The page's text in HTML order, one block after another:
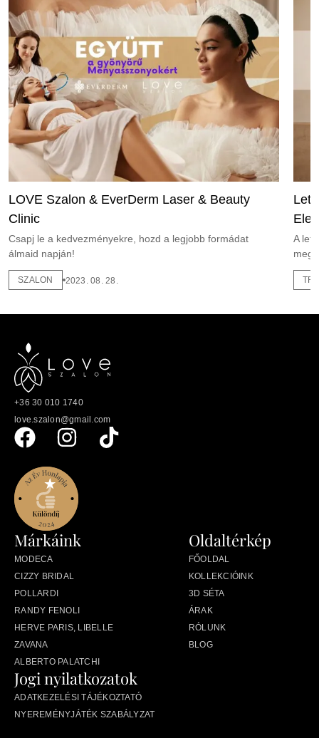
LOVE Szalon & EverDerm Laser & Beauty
Clinic
Csapj le a kedvezményekre, hozd a legjobb formádat
álmaid napján!
SZALON 2023. 08. 28.
A
meg
+36 30 010 1740
love.szalon@gmail.com
Oldaltérkép
FŐOLDAL
KOLLEKCIÓINK
3D SÉTA
ÁRAK
RÓLUNK
BLOG
Márkáink
MODECA
CIZZY BRIDAL
POLLARDI
RANDY FENOLI
HERVE PARIS, LIBELLE
ZAVANA
ALBERTO PALATCHI
Jogi nyilatkozatok
ADATKEZELÉSI TÁJÉKOZTATÓ
NYEREMÉNYJÁTÉK SZABÁLYZAT